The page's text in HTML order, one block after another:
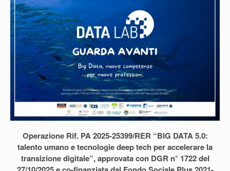
Operazione Rif. PA 2025-25399/RER “BIG DATA 5.0:
talento umano e tecnologie deep tech per accelerare la
transizione digitale”, approvata con DGR n° 1722 del